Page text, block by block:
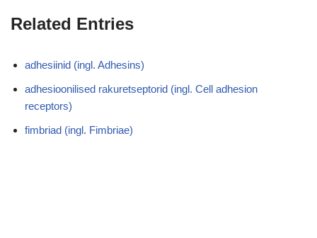
Related Entries
adhesiinid (ingl. Adhesins)
adhesioonilised rakuretseptorid (ingl. Cell adhesion
receptors)
fimbriad (ingl. Fimbriae)